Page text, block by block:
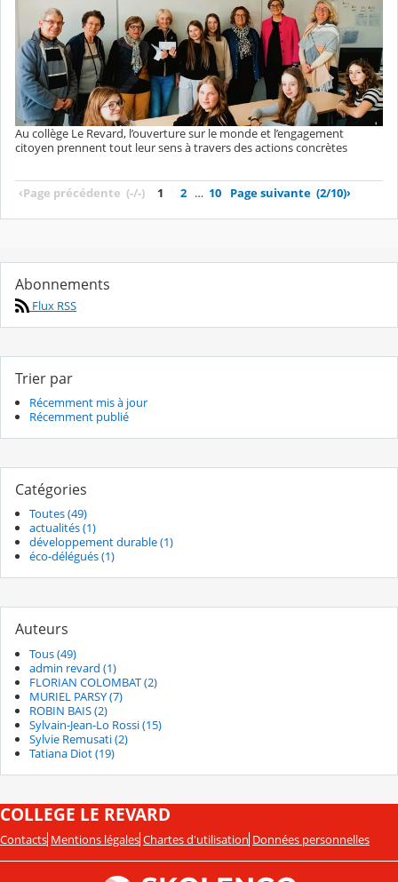
Au collège Le Revard, l’ouverture sur le monde et l’engagement
citoyen prennent tout leur sens à travers des actions concrètes
‹Page précédente (-/-) 1 2 … 10 Page suivante (2/10)›
Abonnements
Flux RSS
Trier par
Récemment mis à jour
Récemment publié
Catégories
Toutes (49)
actualités (1)
développement durable (1)
éco-délégués (1)
Auteurs
Tous (49)
admin revard (1)
FLORIAN COLOMBAT (2)
MURIEL PARSY (7)
ROBIN BAIS (2)
Sylvain-Jean-Lo Rossi (15)
Sylvie Remusati (2)
Tatiana Diot (19)
COLLEGE LE REVARD
Contacts Mentions légales Chartes d'utilisation Données personnelles